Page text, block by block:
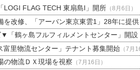
FLAG TECH 東扇島I」開所（8月6日）
改修、「アーバン東京東雲1」28年に提供
「鶴ヶ島フルフィルメントセンター」開設
里物流センター」テナント募集開始（7月
の物流ＤＸ現場を視察 （7月16日）